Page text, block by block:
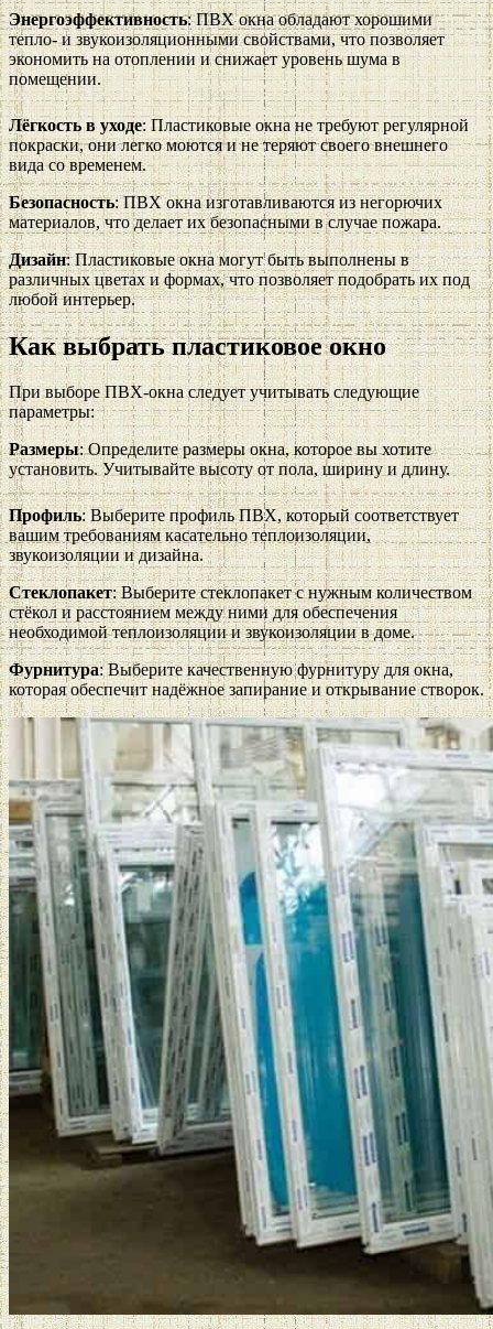
Энергоэффективность: ПВХ окна обладают хорошими
тепло- и звукоизоляционными свойствами, что позволяет
экономить на отоплении и снижает уровень шума в
помещении.
Лёгкость в уходе: Пластиковые окна не требуют регулярной
покраски, они легко моются и не теряют своего внешнего
вида со временем.
Безопасность: ПВХ окна изготавливаются из негорючих
материалов, что делает их безопасными в случае пожара.
Дизайн: Пластиковые окна могут быть выполнены в
различных цветах и формах, что позволяет подобрать их под
любой интерьер.
Как выбрать пластиковое окно
При выборе ПВХ-окна следует учитывать следующие
параметры:
Размеры: Определите размеры окна, которое вы хотите
установить. Учитывайте высоту от пола, ширину и длину.
Профиль: Выберите профиль ПВХ, который соответствует
вашим требованиям касательно теплоизоляции,
звукоизоляции и дизайна.
Стеклопакет: Выберите стеклопакет с нужным количеством
стёкол и расстоянием между ними для обеспечения
необходимой теплоизоляции и звукоизоляции в доме.
Фурнитура: Выберите качественную фурнитуру для окна,
которая обеспечит надёжное запирание и открывание створок.